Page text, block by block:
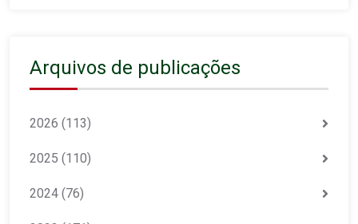
Arquivos de publicações
2026 (113)
2025 (110)
2024 (76)